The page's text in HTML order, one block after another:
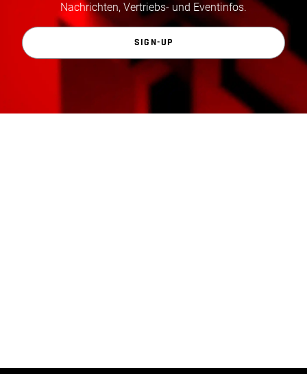
Nachrichten, Vertriebs- und Eventinfos.
SIGN-UP